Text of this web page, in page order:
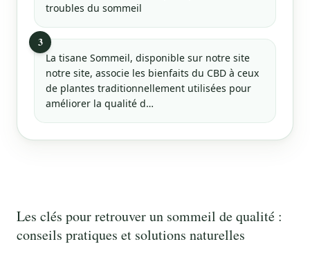
troubles du sommeil
3
La tisane Sommeil, disponible sur notre site
notre site, associe les bienfaits du CBD à ceux
de plantes traditionnellement utilisées pour
améliorer la qualité d…
Les clés pour retrouver un sommeil de qualité :
conseils pratiques et solutions naturelles